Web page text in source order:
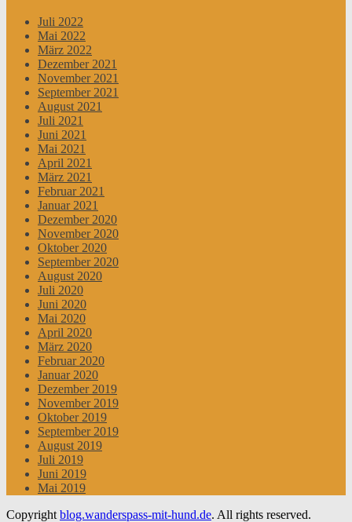
Juli 2022
Mai 2022
März 2022
Dezember 2021
November 2021
September 2021
August 2021
Juli 2021
Juni 2021
Mai 2021
April 2021
März 2021
Februar 2021
Januar 2021
Dezember 2020
November 2020
Oktober 2020
September 2020
August 2020
Juli 2020
Juni 2020
Mai 2020
April 2020
März 2020
Februar 2020
Januar 2020
Dezember 2019
November 2019
Oktober 2019
September 2019
August 2019
Juli 2019
Juni 2019
Mai 2019
Copyright blog.wanderspass-mit-hund.de. All rights reserved.